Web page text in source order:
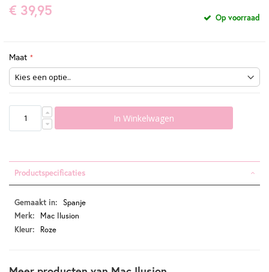
€ 39,95 Op voorraad
Maat
In Winkelwagen
Productspecificaties
Productspecificaties
Spanje
Mac Ilusion
Roze